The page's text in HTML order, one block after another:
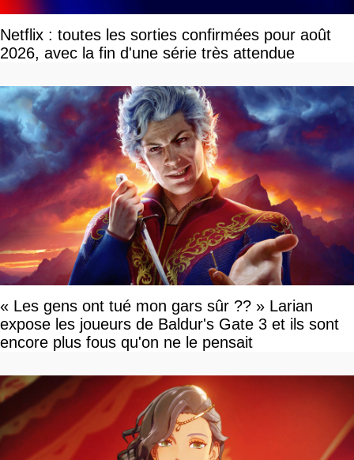
Netflix : toutes les sorties confirmées pour août
2026, avec la fin d'une série très attendue
« Les gens ont tué mon gars sûr ?? » Larian
expose les joueurs de Baldur's Gate 3 et ils sont
encore plus fous qu'on ne le pensait